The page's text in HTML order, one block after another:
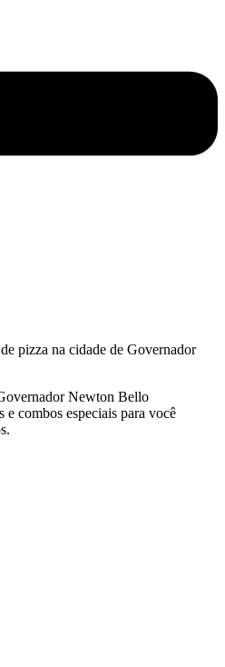
pizza na cidade de Governador
Newton Bello
e combos especiais para você